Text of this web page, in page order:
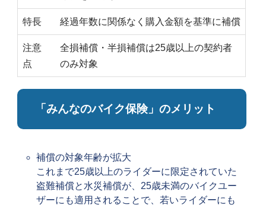
特長 経過年数に関係なく購入金額を基準に補償
注意
点
全損補償・半損補償は25歳以上の契約者
のみ対象
「みんなのバイク保険」のメリット
補償の対象年齢が拡大
これまで25歳以上のライダーに限定されていた
盗難補償と水災補償が、25歳未満のバイクユー
ザーにも適用されることで、若いライダーにも